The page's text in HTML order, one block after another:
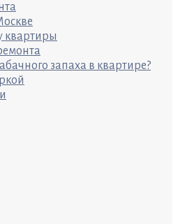
квартиры
запаха в квартире?